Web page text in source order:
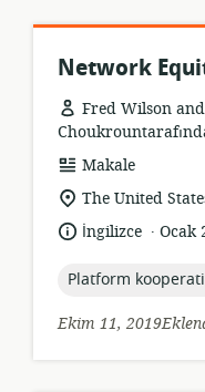
Network
Fred Wilson
Kaynak
formatı:
Makale
Uygunluk
konumu:
The United
Dil: İngilizce .
YayınOcak
topic:
Platform
Ekim 11,